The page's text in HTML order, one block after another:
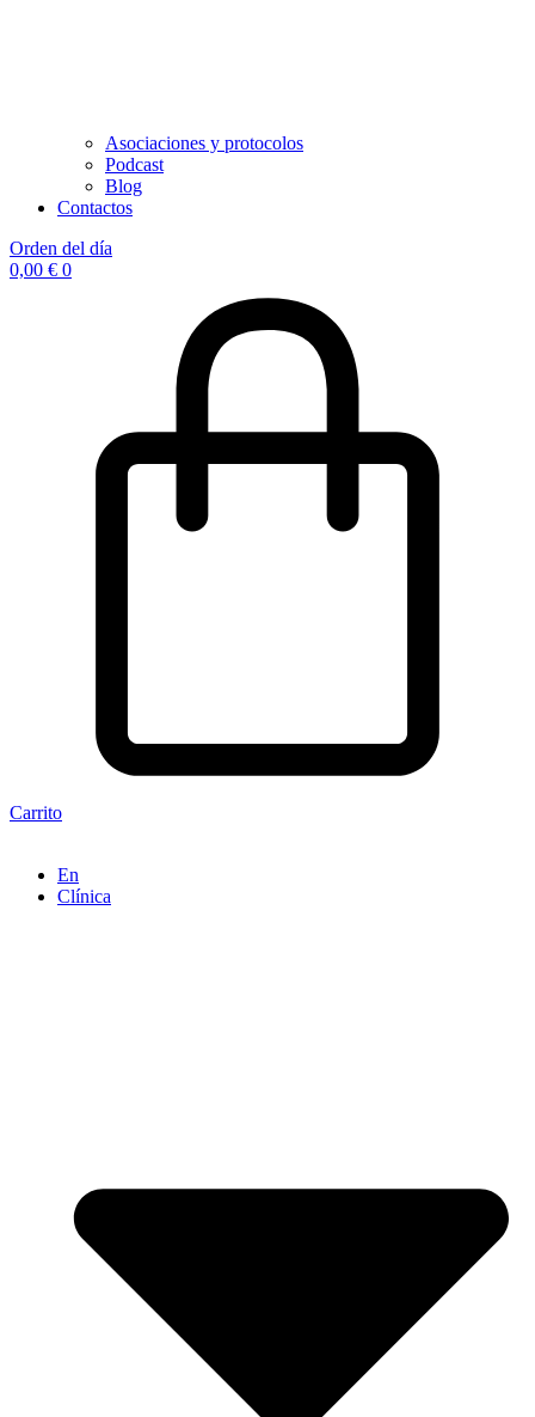
Asociaciones y protocolos
Podcast
Blog
Contactos
Orden del día
0,00 € 0
Carrito
En
Clínica